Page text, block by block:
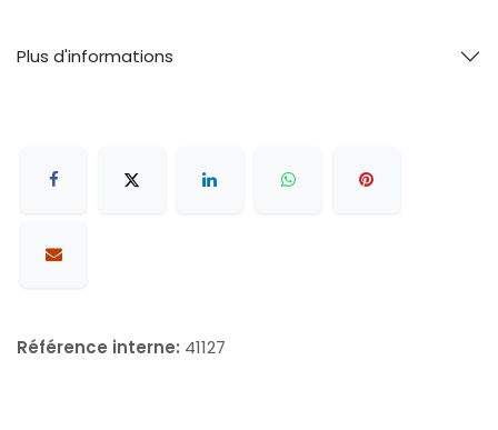
Plus d'informations
Référence interne: 41127